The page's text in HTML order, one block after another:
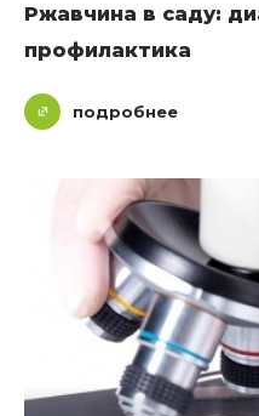
Ржавчина в саду:
профилактика
подробнее